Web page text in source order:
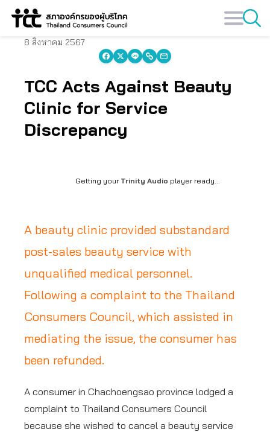
Skip
content
8 สิงหาคม 2567
TCC Acts Against Beauty
Clinic for Service
Discrepancy
Getting your Trinity Audio player ready...
A beauty clinic provided substandard
post-sales beauty service with
unqualified medical personnel.
Following a complaint to the Thailand
Consumers Council, which assisted in
mediating the issue, the consumer has
been refunded.
A consumer in Chachoengsao province lodged a
complaint to Thailand Consumers Council
because she wished to cancel a beauty service